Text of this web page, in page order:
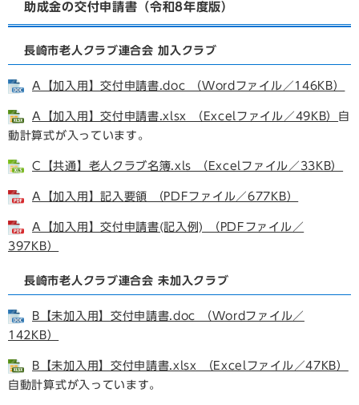
助成金の交付申請書（令和8年度版）
長崎市老人クラブ連合会 加入クラブ
A【加入用】交付申請書.doc （Wordファイル／146KB）
A【加入用】交付申請書.xlsx （Excelファイル／49KB）
自
動計算式が入っています。​
C【共通】老人クラブ名簿.xls （Excelファイル／33KB）
A【加入用】記入要領 （PDFファイル／677KB）
A【加入用】交付申請書(記入例) （PDFファイル／
397KB）
長崎市老人クラブ連合会 未加入クラブ
B【未加入用】交付申請書.doc （Wordファイル／
142KB）
B【未加入用】交付申請書.xlsx （Excelファイル／47KB）
自動計算式が入っています。​